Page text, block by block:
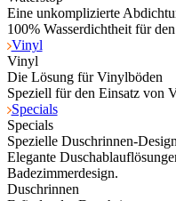
Eine unkomplizierte
100% Wasserdichtheit für
Vinyl
Vinyl
Die Lösung für Vinylböden
Speziell für den Einsatz von
Specials
Specials
Spezielle Duschrinnen-
Elegante
Badezimmerdesign.
Duschrinnen